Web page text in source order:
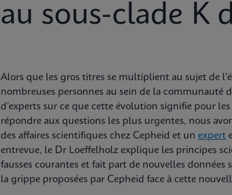
au sous-clade K
Alors que les gros titres se multiplient au sujet de
nombreuses personnes au sein de la communauté
d’experts sur ce que cette évolution signifie pour
répondre aux questions les plus urgentes, nous
des affaires scientifiques chez Cepheid et un expert
entrevue, le Dr Loeffelholz explique les principes
fausses courantes et fait part de nouvelles
la grippe proposées par Cepheid face à cette